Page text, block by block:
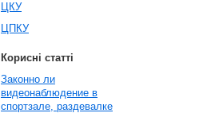
ЦКУ
ЦПКУ
Корисні статті
Законно ли
видеонаблюдение в
спортзале, раздевалке